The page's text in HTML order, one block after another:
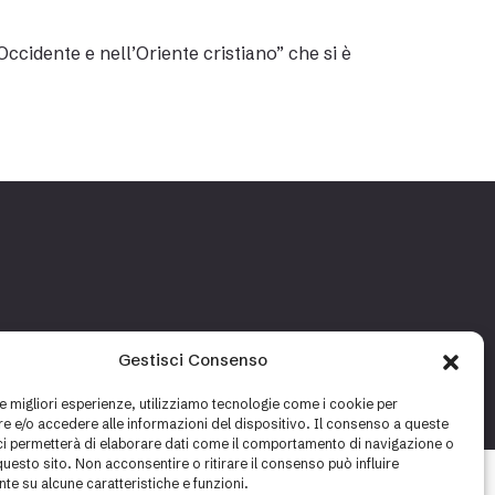
Gestisci Consenso
migliori esperienze, utilizziamo tecnologie come i cookie per
e/o accedere alle informazioni del dispositivo. Il consenso a queste
permetterà di elaborare dati come il comportamento di navigazione o
sito. Non acconsentire o ritirare il consenso può influire
su alcune caratteristiche e funzioni.
e nell’Oriente cristiano”che si è
Cookie policy
Privacy policy